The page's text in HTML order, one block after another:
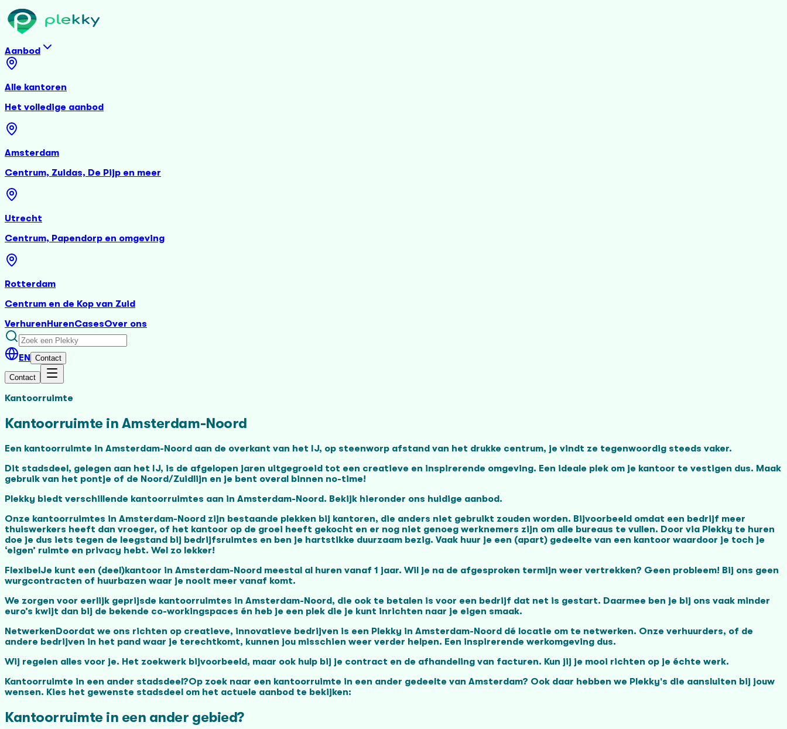
Aanbod
Alle kantoren
Het volledige aanbod
Amsterdam
Centrum, Zuidas, De Pijp en meer
Utrecht
Centrum, Papendorp en omgeving
Rotterdam
Centrum en de Kop van Zuid
VerhurenHurenCasesOver ons
EN Contact
Contact
Kantoorruimte
Kantoorruimte in Amsterdam-Noord
Een kantoorruimte in Amsterdam-Noord aan de overkant van het IJ, op steenworp afstand van het drukke centrum, je vindt ze tegenwoordig steeds vaker.
Dit stadsdeel, gelegen aan het IJ, is de afgelopen jaren uitgegroeid tot een creatieve en inspirerende omgeving. Een ideale plek om je kantoor te vestigen dus. Maak
gebruik van het pontje of de Noord/Zuidlijn en je bent overal binnen no-time!
Plekky biedt verschillende kantoorruimtes aan in Amsterdam-Noord. Bekijk hieronder ons huidige aanbod.
Onze kantoorruimtes in Amsterdam-Noord zijn bestaande plekken bij kantoren, die anders niet gebruikt zouden worden. Bijvoorbeeld omdat een bedrijf meer
thuiswerkers heeft dan vroeger, of het kantoor op de groei heeft gekocht en er nog niet genoeg werknemers zijn om alle bureaus te vullen. Door via Plekky te huren
doe je dus iets tegen de leegstand bij bedrijfsruimtes en ben je hartstikke duurzaam bezig. Vaak huur je een (apart) gedeelte van een kantoor waardoor je toch je
‘eigen’ ruimte en privacy hebt. Wel zo lekker!
FlexibelJe kunt een (deel)kantoor in Amsterdam-Noord meestal al huren vanaf 1 jaar. Wil je na de afgesproken termijn weer vertrekken? Geen probleem! Bij ons geen
wurgcontracten of huurbazen waar je nooit meer vanaf komt.
We zorgen voor eerlijk geprijsde kantoorruimtes in Amsterdam-Noord, die ook te betalen is voor een bedrijf dat net is gestart. Daarmee ben je bij ons vaak minder
euro’s kwijt dan bij de bekende co-workingspaces én heb je een plek die je kunt inrichten naar je eigen smaak.
NetwerkenDoordat we ons richten op creatieve, innovatieve bedrijven is een Plekky in Amsterdam-Noord dé locatie om te netwerken. Onze verhuurders, of de
andere bedrijven in het pand waar je terechtkomt, kunnen jou misschien weer verder helpen. Een inspirerende werkomgeving dus.
Wij regelen alles voor je. Het zoekwerk bijvoorbeeld, maar ook hulp bij je contract en de afhandeling van facturen. Kun jij je mooi richten op je échte werk.
Kantoorruimte in een ander stadsdeel?Op zoek naar een kantoorruimte in een ander gedeelte van Amsterdam? Ook daar hebben we Plekky's die aansluiten bij jouw
wensen. Kies het gewenste stadsdeel om het actuele aanbod te bekijken:
Kantoorruimte in een ander gebied?